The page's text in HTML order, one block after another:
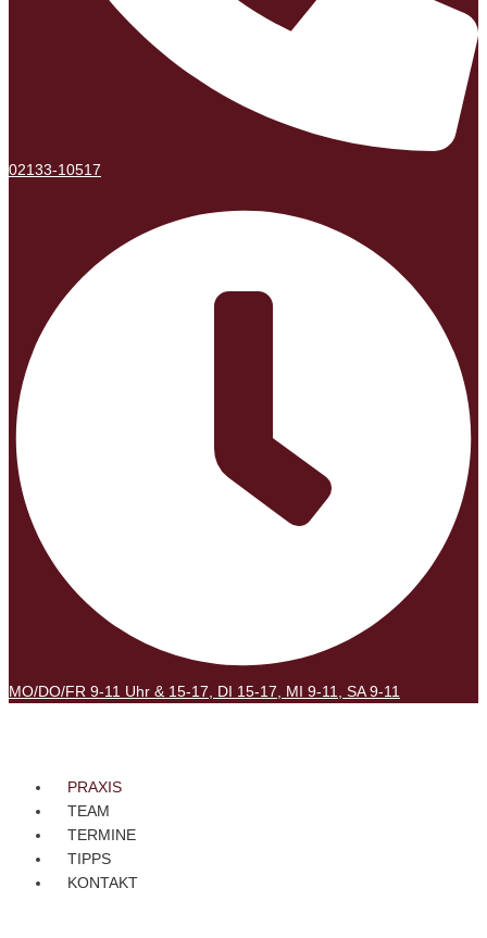
02133-10517
MO/DO/FR 9-11 Uhr & 15-17, DI 15-17, MI 9-11, SA 9-11
PRAXIS
TEAM
TERMINE
TIPPS
KONTAKT